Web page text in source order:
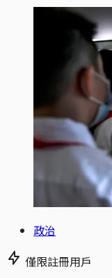
政治
僅限註冊用戶